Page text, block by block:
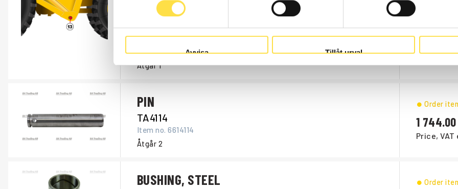
Avvisa Tillåt urval
LAG1776
Position 13 innehåller följande artiklar:
2 st artnr: LA0159 Bussning.
Åtgår1
5 144.00
PIN
TA4114
Item no.6614114
Åtgår 2
Price, VAT
1 744.00
Order
BUSHING, STEEL Order